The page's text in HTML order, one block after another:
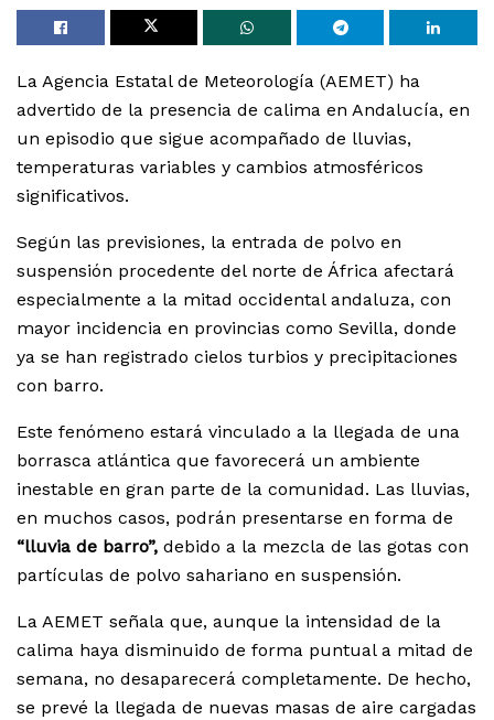
La Agencia Estatal de Meteorología (AEMET) ha
advertido de la presencia de calima en Andalucía, en
un episodio que sigue acompañado de lluvias,
temperaturas variables y cambios atmosféricos
significativos.
Según las previsiones, la entrada de polvo en
suspensión procedente del norte de África afectará
especialmente a la mitad occidental andaluza, con
mayor incidencia en provincias como Sevilla, donde
ya se han registrado cielos turbios y precipitaciones
con barro.
Este fenómeno estará vinculado a la llegada de una
borrasca atlántica que favorecerá un ambiente
inestable en gran parte de la comunidad. Las lluvias,
en muchos casos, podrán presentarse en forma de
“lluvia de barro”, debido a la mezcla de las gotas con
partículas de polvo sahariano en suspensión.
La AEMET señala que, aunque la intensidad de la
calima haya disminuido de forma puntual a mitad de
semana, no desaparecerá completamente. De hecho,
se prevé la llegada de nuevas masas de aire cargadas